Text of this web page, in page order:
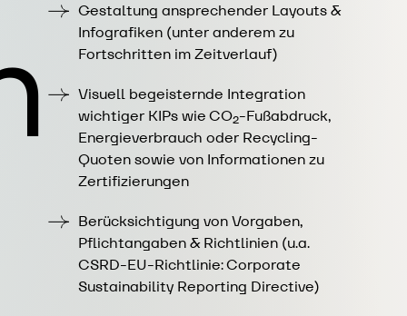
Gestaltung ansprechender Layouts &
Infografiken (unter anderem zu
Fortschritten im Zeitverlauf)
Visuell begeisternde Integration
wichtiger KIPs wie CO2-Fußabdruck,
Energieverbrauch oder Recycling-
Quoten sowie von Informationen zu
Zertifizierungen
Berücksichtigung von Vorgaben,
Pflichtangaben & Richtlinien (u.a.
CSRD-EU-Richtlinie: Corporate
Sustainability Reporting Directive)